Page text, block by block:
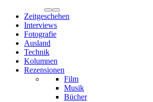
Zeitgeschehen
Interviews
Fotografie
Ausland
Technik
Kolumnen
Rezensionen
Film
Musik
Bücher